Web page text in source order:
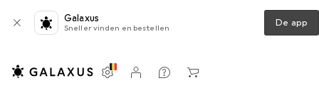
Galaxus
Sneller vinden en bestellen De app
Instellingen
Klantenaccount
Produktvergelijking
Verlanglijstje
Winkelmandje